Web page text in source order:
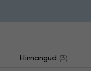
Hinnangud (3)